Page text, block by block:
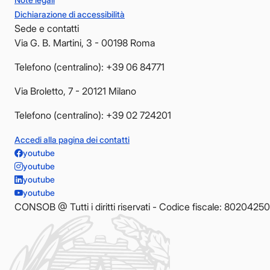
Dichiarazione di accessibilità
Sede e contatti
Via G. B. Martini, 3 - 00198 Roma
Telefono (centralino): +39 06 84771
Via Broletto, 7 - 20121 Milano
Telefono (centralino): +39 02 724201
Accedi alla pagina dei contatti
youtube
youtube
youtube
youtube
CONSOB @ Tutti i diritti riservati - Codice fiscale: